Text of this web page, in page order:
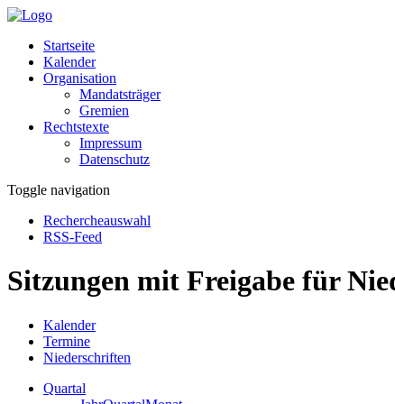
Startseite
Kalender
Organisation
Mandatsträger
Gremien
Rechtstexte
Impressum
Datenschutz
Toggle navigation
Rechercheauswahl
RSS-Feed
Sitzungen mit Freigabe für
Kalender
Termine
Niederschriften
Quartal